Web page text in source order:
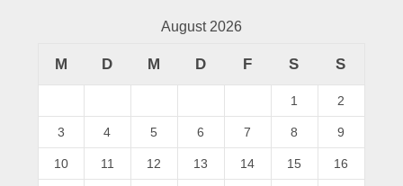
August 2026
M D M D F S S
1 2
3 4 5 6 7 8 9
10 11 12 13 14 15 16